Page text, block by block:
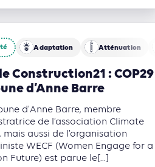
Adaptation Atténuation
Construction21 : COP29
d’Anne Barre
d'Anne Barre, membre
de l’association Climate
mais aussi de l’organisation
WECF (Women Engage for a
Future) est parue le[...]